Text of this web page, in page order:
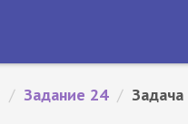
/ Задание 24 / Задача